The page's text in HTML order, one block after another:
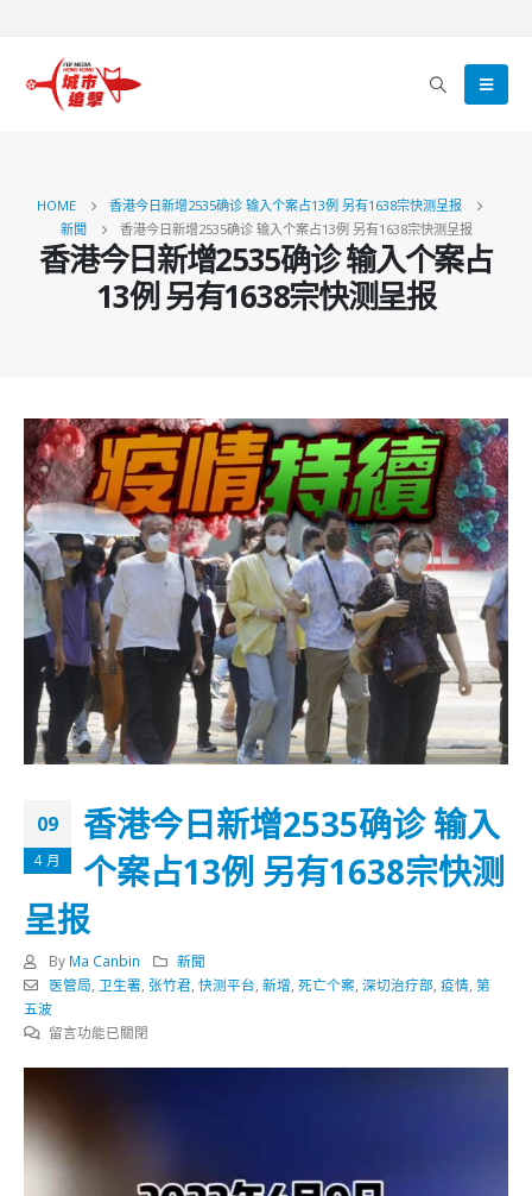
HOME
香港今日新增2535确诊 输入个案占13例 另有1638宗快测呈报
新聞
香港今日新增2535确诊 输入个案占13例 另有1638宗快测呈报
香港今日新增2535确诊 输入个案占
13例 另有1638宗快测呈报
09
4 月
香港今日新增2535确诊 输入
个案占13例 另有1638宗快测
呈报
By Ma Canbin
新聞
医管局 卫生署 张竹君 快测平台 新增 死亡个案 深切治疗部 疫情, 第
五波
在
新
留言功能已關閉
訊
播
放